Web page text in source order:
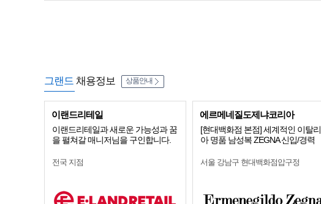
그랜드 채용정보 상품안내
이랜드리테일
이랜드리테일과 새로운 가능성과 꿈
을 펼쳐갈 매니저님을 구인합니다.
전국 지점
에르메네질도제냐코리아
[현대백화점 본점] 세계적인 이탈리
아 명품 남성복 ZEGNA 신입/경력
서울 강남구 현대백화점압구정